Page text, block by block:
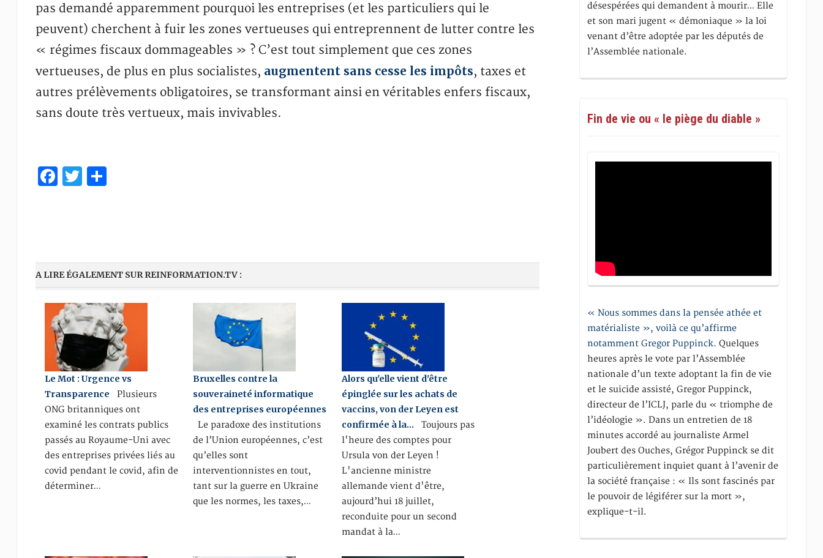
pas demandé apparemment pourquoi les entreprises (et les particuliers qui le
peuvent) cherchent à fuir les zones vertueuses qui entreprennent de lutter contre les
« régimes fiscaux dommageables » ? C’est tout simplement que ces zones
vertueuses, de plus en plus socialistes, augmentent sans cesse les impôts, taxes et
autres prélèvements obligatoires, se transformant ainsi en véritables enfers fiscaux,
sans doute très vertueux, mais invivables.
Facebook
Twitter
Partager
A LIRE ÉGALEMENT SUR REINFORMATION.TV :
Le Mot : Urgence vs
Transparence Plusieurs
ONG britanniques ont
examiné les contrats publics
passés au Royaume-Uni avec
des entreprises privées liés au
covid pendant le covid, afin de
déterminer…
Bruxelles contre la
souveraineté informatique
des entreprises européennes
Le paradoxe des institutions
de l’Union européennes, c’est
qu’elles sont
interventionnistes en tout,
tant sur la guerre en Ukraine
que les normes, les taxes,…
Alors qu'elle vient d'être
épinglée sur les achats de
vaccins, von der Leyen est
confirmée à la… Toujours pas
l'heure des comptes pour
Ursula von der Leyen !
L'ancienne ministre
allemande vient d'être,
aujourd’hui 18 juillet,
reconduite pour un second
mandat à la…
désespérées qui demandent à mourir… Elle
et son mari jugent « démoniaque » la loi
venant d’être adoptée par les députés de
l’Assemblée nationale.
Fin de vie ou « le piège du diable »
« Nous sommes dans la pensée athée et
matérialiste », voilà ce qu’affirme
notamment Gregor Puppinck. Quelques
heures après le vote par l’Assemblée
nationale d’un texte adoptant la fin de vie
et le suicide assisté, Gregor Puppinck,
directeur de l’ICLJ, parle du « triomphe de
l’idéologie ». Dans un entretien de 18
minutes accordé au journaliste Armel
Joubert des Ouches, Grégor Puppinck se dit
particulièrement inquiet quant à l’avenir de
la société française : « Ils sont fascinés par
le pouvoir de légiférer sur la mort »,
explique-t-il.